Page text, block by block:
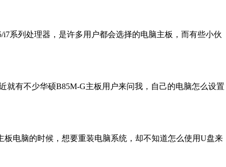
i7系列处理器，是许多用户都会选择的电脑主板，而有些小伙
就有不少华硕B85M-G主板用户来问我，自己的电脑怎么设置
板电脑的时候，想要重装电脑系统，却不知道怎么使用U盘来